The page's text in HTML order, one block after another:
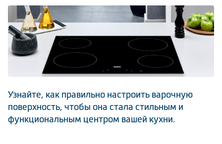
Встраиваемая техника
Малая бытовая техника
Климатическая техника
Сравнить
Узнайте, как правильно настроить варочную
поверхность, чтобы она стала стильным и
функциональным центром вашей кухни.